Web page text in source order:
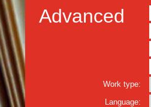
Advanced
Work type:
Language: